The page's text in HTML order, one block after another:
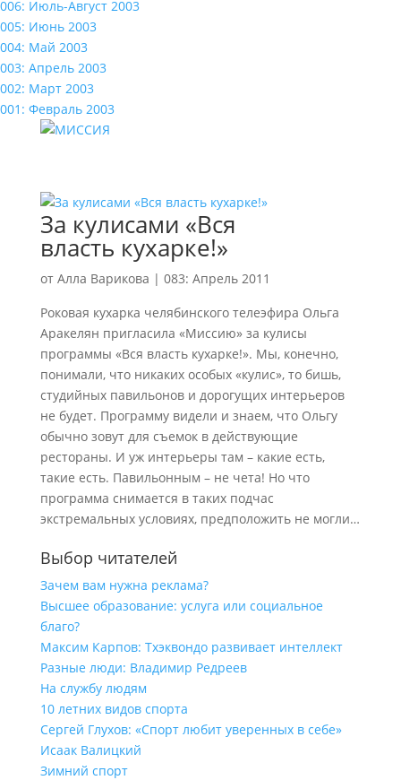
006: Июль-Август 2003
005: Июнь 2003
004: Май 2003
003: Апрель 2003
002: Март 2003
001: Февраль 2003
За кулисами «Вся
власть кухарке!»
от Алла Варикова | 083: Апрель 2011
Роковая кухарка челябинского телеэфира Ольга
Аракелян пригласила «Миссию» за кулисы
программы «Вся власть кухарке!». Мы, конечно,
понимали, что никаких особых «кулис», то бишь,
студийных павильонов и дорогущих интерьеров
не будет. Программу видели и знаем, что Ольгу
обычно зовут для съемок в действующие
рестораны. И уж интерьеры там – какие есть,
такие есть. Павильонным – не чета! Но что
программа снимается в таких подчас
экстремальных условиях, предположить не могли…
Выбор читателей
Зачем вам нужна реклама?
Высшее образование: услуга или социальное
благо?
Максим Карпов: Тхэквондо развивает интеллект
Разные люди: Владимир Редреев
На службу людям
10 летних видов спорта
Сергей Глухов: «Спорт любит уверенных в себе»
Исаак Валицкий
Зимний спорт